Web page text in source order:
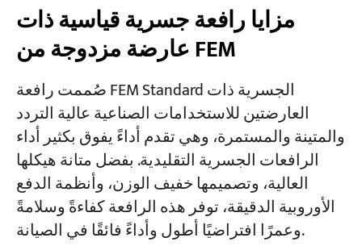
مزايا رافعة جسرية قياسية ذات
عارضة مزدوجة من FEM
صُممت رافعة FEM Standard الجسرية ذات
العارضتين للاستخدامات الصناعية عالية التردد
والمتينة والمستمرة، وهي تقدم أداءً يفوق بكثير أداء
الرافعات الجسرية التقليدية. بفضل متانة هيكلها
العالية، وتصميمها خفيف الوزن، وأنظمة الدفع
الأوروبية الدقيقة، توفر هذه الرافعة كفاءةً وسلامةً
وعمرًا افتراضيًا أطول وأداءً فائقًا في الصيانة.